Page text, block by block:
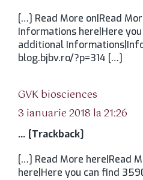
[…] Read More on|Read
Informations here|Here
additional
blog.bjbv.ro/?p=314 […]
GVK biosciences
3 ianuarie 2018 la 21:26
… [Trackback]
[…] Read More here|Read
here|Here you can find